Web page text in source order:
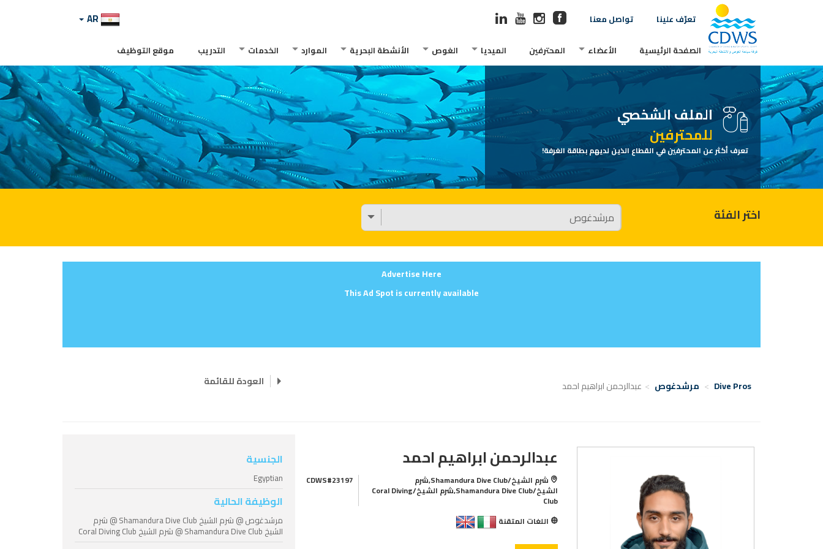
تعرّف علينا تواصل معنا
الصفحة الرئيسية الأعضاء المحترفين الميديا الغوص الأنشطة البحرية الموارد الخدمات التدريب موقع التوظيف
الملف الشخصي
للمحترفين
تعرف أكثر عن المحترفين في القطاع الذين لديهم بطاقة الغرفة!
اختر الفئة
Advertise Here
This Ad Spot is currently available
Dive Pros مرشدغوص عبدالرحمن ابراهيم احمد العودة للقائمة
عبدالرحمن ابراهيم احمد
شرم الشيخ/Shamandura Dive Club,شرم
الشيخ/Shamandura Dive Club,شرم الشيخ/Coral Diving
Club
CDWS#23197
اللغات المتقنة
الجنسية
Egyptian
الوظيفة الحالية
مرشدغوص @ شرم الشيخ Shamandura Dive Club @ شرم
الشيخ Shamandura Dive Club @ شرم الشيخ Coral Diving Club